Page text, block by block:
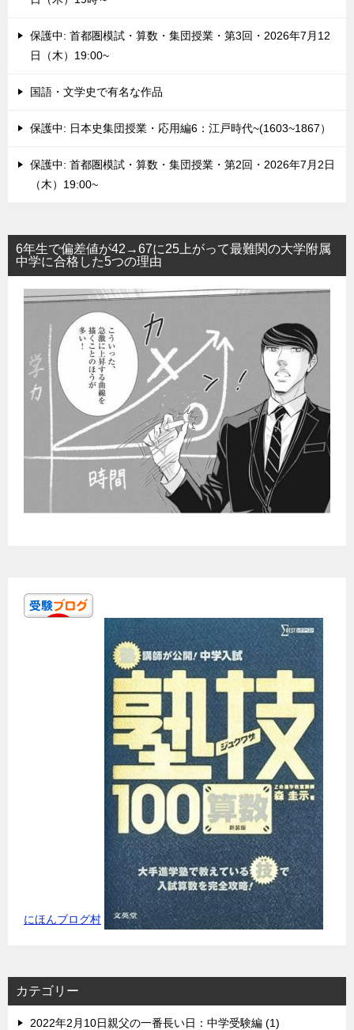
保護中: 首都圏模試・算数・集団授業・第3回・2026年7月12
日（木）19:00~
国語・文学史で有名な作品
保護中: 日本史集団授業・応用編6：江戸時代~(1603~1867）
保護中: 首都圏模試・算数・集団授業・第2回・2026年7月2日
（木）19:00~
6年生で偏差値が42→67に25上がって最難関の大学附属
中学に合格した5つの理由
にほんブログ村
カテゴリー
2022年2月10日親父の一番長い日：中学受験編 (1)